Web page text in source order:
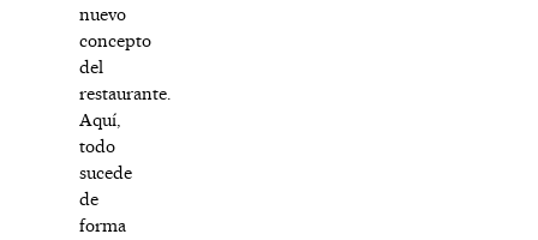
nuevo
concepto
del
restaurante.
Aquí,
todo
sucede
de
forma